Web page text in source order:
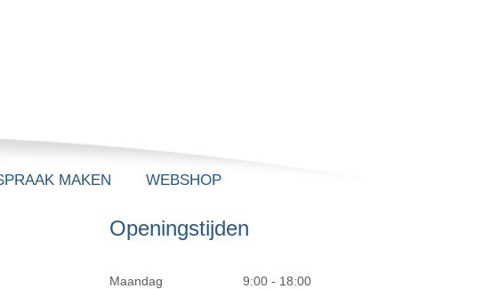
MAKEN WEBSHOP
Openingstijden
Maandag
9:00 - 18:00